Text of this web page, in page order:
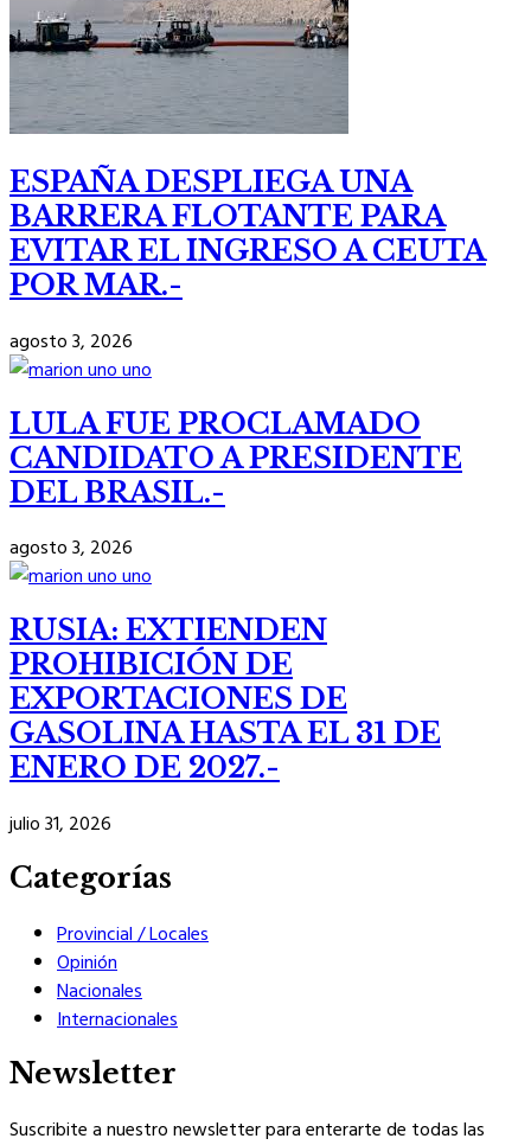
ESPAÑA DESPLIEGA UNA
BARRERA FLOTANTE PARA
EVITAR EL INGRESO A CEUTA
POR MAR.-
agosto 3, 2026
LULA FUE PROCLAMADO
CANDIDATO A PRESIDENTE
DEL BRASIL.-
agosto 3, 2026
RUSIA: EXTIENDEN
PROHIBICIÓN DE
EXPORTACIONES DE
GASOLINA HASTA EL 31 DE
ENERO DE 2027.-
julio 31, 2026
Categorías
Provincial / Locales
Opinión
Nacionales
Internacionales
Newsletter
Suscribite a nuestro newsletter para enterarte de todas las